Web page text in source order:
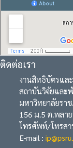
ติดต่อเรา
งานสิทธิบัตรและ
สถาบันวิจัยและพั
มหาวิทยาลัยราชภั
156 ม.5 ต.พลายชุ
โทรศัพท์/โทรสาร
E-mail :